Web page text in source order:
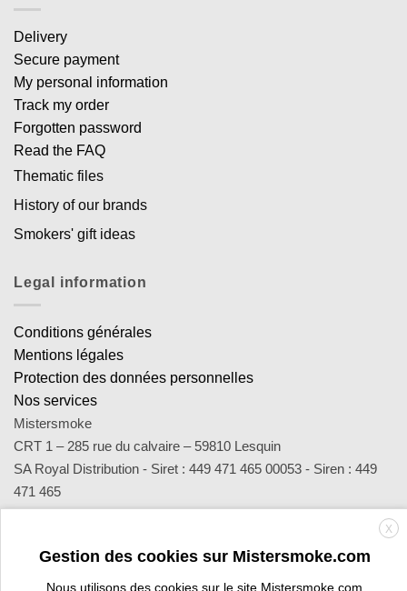
Delivery
Secure payment
My personal information
Track my order
Forgotten password
Read the FAQ
Thematic files
History of our brands
Smokers' gift ideas
Legal information
Conditions générales
Mentions légales
Protection des données personnelles
Nos services
Mistersmoke
CRT 1 – 285 rue du calvaire – 59810 Lesquin
SA Royal Distribution - Siret : 449 471 465 00053 - Siren : 449
471 465
Contact : notre équipe d’experts est joignable par email
sav@mistersmoke.com ou par téléphone au 03 20 90 56 55 du
lundi au vendredi de 9h à 17h.
X
Gestion des cookies sur Mistersmoke.com
Nous utilisons des cookies sur le site Mistersmoke.com